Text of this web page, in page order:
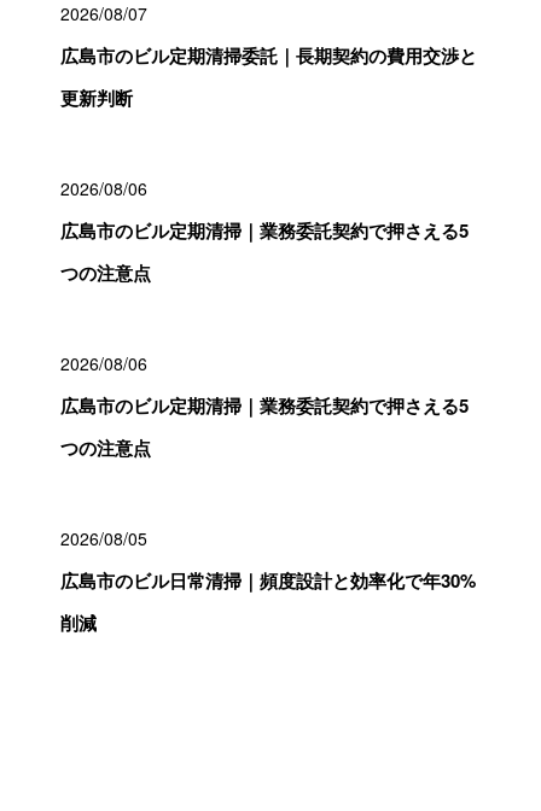
2026/08/07
広島市のビル定期清掃委託｜長期契約の費用交渉と
更新判断
2026/08/06
広島市のビル定期清掃｜業務委託契約で押さえる5
つの注意点
2026/08/06
広島市のビル定期清掃｜業務委託契約で押さえる5
つの注意点
2026/08/05
広島市のビル日常清掃｜頻度設計と効率化で年30%
削減